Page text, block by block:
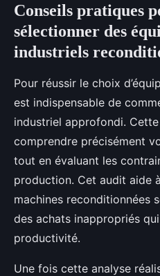
Conseils pratiques
sélectionner des
industriels
Pour réussir le choix
est indispensable de
industriel approfondi.
comprendre précisément
tout en évaluant les
production. Cet audit aide
machines reconditionnées
des achats inappropriés
productivité.
Une fois cette analyse